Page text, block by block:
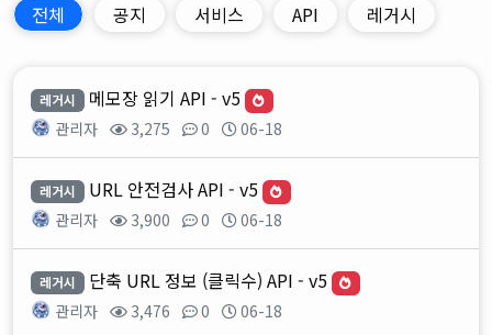
전체 공지 서비스 API 레거시
레거시 메모장 읽기 API - v5
관리자 3,275 0 06-18
레거시 URL 안전검사 API - v5
관리자 3,900 0 06-18
레거시 단축 URL 정보 (클릭수) API - v5
관리자 3,476 0 06-18